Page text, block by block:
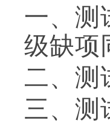
一、 测
级缺项
二、测
三、测